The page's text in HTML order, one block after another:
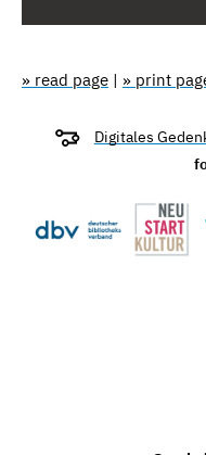
» read page | » print
Digitales